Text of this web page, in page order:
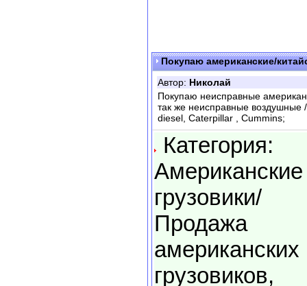
Покупаю американские/
Автор: Николай
Покупаю неисправные
так же неисправные воздушные
diesel, Сaterpillar , Сummins;
Категория:
Американские
грузовики/
Продажа
американских
грузовиков,